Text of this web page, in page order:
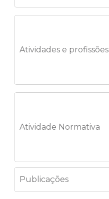
Atividades e profissões
Atividade Normativa
Publicações